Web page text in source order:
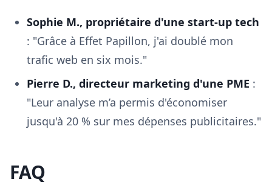
Sophie M., propriétaire d'une start-up tech
: "Grâce à Effet Papillon, j'ai doublé mon
trafic web en six mois."
Pierre D., directeur marketing d'une PME :
"Leur analyse m’a permis d'économiser
jusqu'à 20 % sur mes dépenses publicitaires."
FAQ